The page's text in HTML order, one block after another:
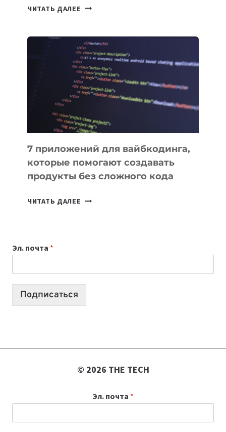
ЧИТАТЬ ДАЛЕЕ ТАСК-
ПОЛЕЗНЫХ
ИНСТРУМЕНТОВ
ДЛЯ
РАБОТЫ
7 приложений для вайбкодинга,
которые помогают создавать
продукты без сложного кода
ЧИТАТЬ ДАЛЕЕ
СОЗДАВАТЬ
ПРОДУКТЫ
Эл. почта *
Подписаться
© 2026 THE TECH
Эл. почта *